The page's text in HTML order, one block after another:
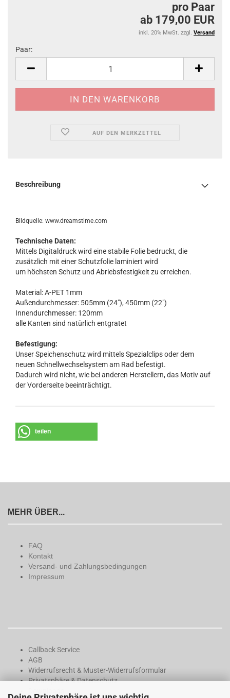
pro Paar
ab 179,00 EUR
inkl. 20% MwSt. zzgl. Versand
Paar:
AUF DEN MERKZETTEL
Beschreibung
Bildquelle: www.dreamstime.com
Technische Daten:
Mittels Digitaldruck wird eine stabile Folie bedruckt, die
zusätzlich mit einer Schutzfolie laminiert wird
um höchsten Schutz und Abriebsfestigkeit zu erreichen.
Material: A-PET 1mm
Außendurchmesser: 505mm (24"), 450mm (22")
Innendurchmesser: 120mm
alle Kanten sind natürlich entgratet
Befestigung:
Unser Speichenschutz wird mittels Spezialclips oder dem
neuen Schnellwechselsystem am Rad befestigt.
Dadurch wird nicht, wie bei anderen Herstellern, das Motiv auf
der Vorderseite beeinträchtigt.
teilen
MEHR ÜBER...
FAQ
Kontakt
Versand- und Zahlungsbedingungen
Impressum
Callback Service
AGB
Widerrufsrecht & Muster-Widerrufsformular
Privatsphäre & Datenschutz